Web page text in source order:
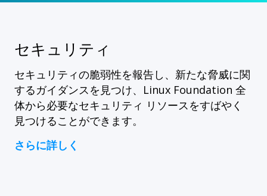
セキュリティ
セキュリティの脆弱性を報告し、新たな脅威に関
するガイダンスを見つけ、Linux Foundation 全
体から必要なセキュリティ リソースをすばやく
見つけることができます。
さらに詳しく